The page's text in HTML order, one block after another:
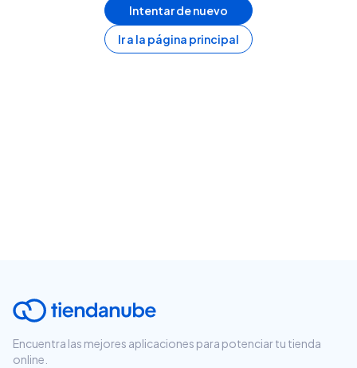
Intentar de nuevo
Ir a la página principal
Encuentra las mejores aplicaciones para potenciar tu tienda
online.